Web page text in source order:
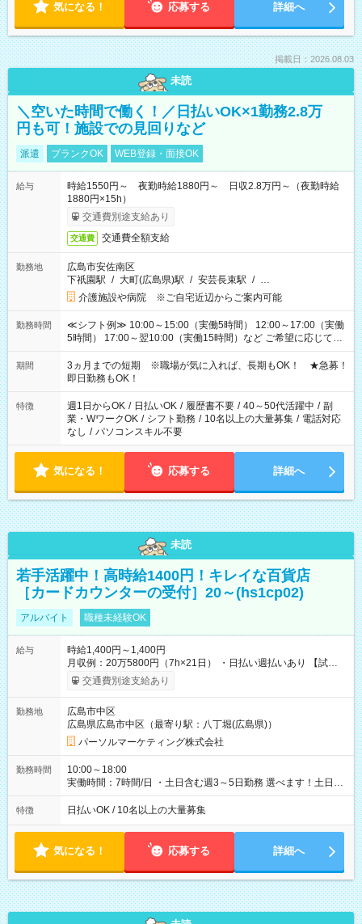
気になる！ 応募する 詳細へ
掲載日：2026.08.03
未読
＼空いた時間で働く！／日払いOK×1勤務2.8万
円も可！施設での見回りなど
派遣 ブランクOK WEB登録・面接OK
給与
時給1550円～ 夜勤時給1880円～ 日収2.8万円～（夜勤時給
1880円×15h）
交通費別途支給あり
交通費 交通費全額支給
勤務地
広島市安佐南区
下祇園駅 / 大町(広島県)駅 / 安芸長束駅 / …
介護施設や病院 ※ご自宅近辺からご案内可能
勤務時間
≪シフト例≫ 10:00～15:00（実働5時間） 12:00～17:00（実働
5時間） 17:00～翌10:00（実働15時間）など ご希望に応じて、
働く時間は調整できます！ お気軽に担当へ相談ください！
期間
3ヵ月までの短期 ※職場が気に入れば、長期もOK！ ★急募！
即日勤務もOK！
特徴 週1日からOK / 日払いOK / 履歴書不要 / 40～50代活躍中 / 副
業・WワークOK / シフト勤務 / 10名以上の大量募集 / 電話対応
なし / パソコンスキル不要
気になる！ 応募する 詳細へ
未読
若手活躍中！高時給1400円！キレイな百貨店
［カードカウンターの受付］20～(hs1cp02)
アルバイト 職種未経験OK
給与
時給1,400円～1,400円
月収例：20万5800円（7h×21日） ・日払い週払いあり 【試用
期間】試用期間なし
交通費別途支給あり
勤務地
広島市中区
広島県広島市中区（最寄り駅：八丁堀(広島県)）
パーソルマーケティング株式会社
勤務時間
10:00～18:00
実働時間：7時間/日 ・土日含む週3～5日勤務 選べます！土日も
休みやすい！ ・残業は有りません！
特徴 日払いOK / 10名以上の大量募集
気になる！ 応募する 詳細へ